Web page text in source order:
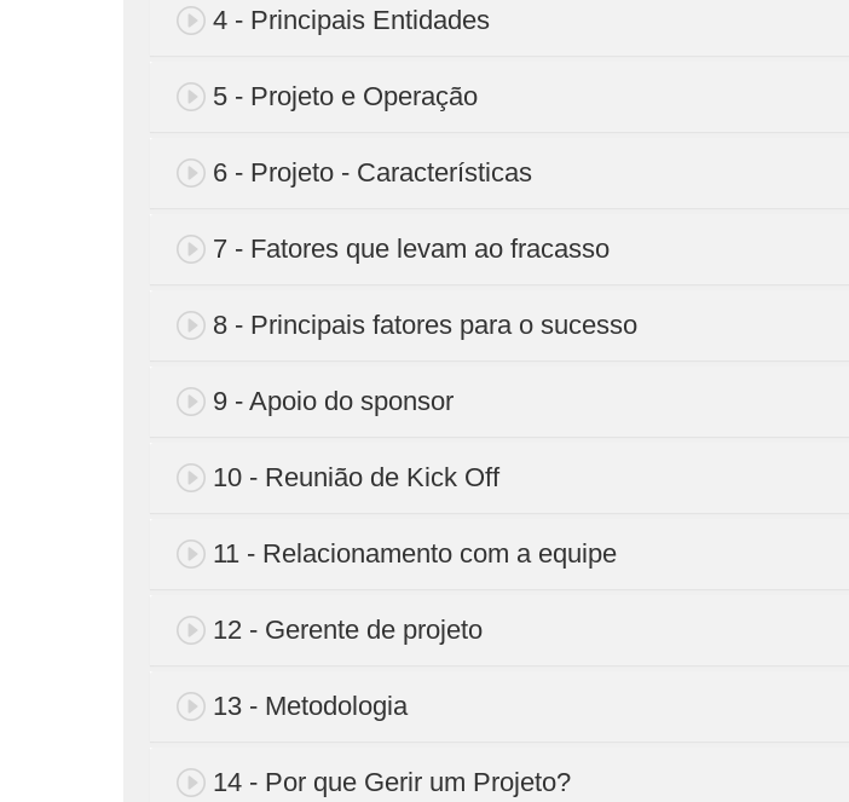
4 - Principais Entidades
5 - Projeto e Operação
6 - Projeto - Características
7 - Fatores que levam ao fracasso
8 - Principais fatores para o sucesso
9 - Apoio do sponsor
10 - Reunião de Kick Off
11 - Relacionamento com a equipe
12 - Gerente de projeto
13 - Metodologia
14 - Por que Gerir um Projeto?